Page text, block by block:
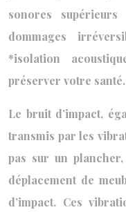
sonores
dommages
*isolation
préserver votre santé.
Le bruit d’impact,
transmis par les
pas sur un
déplacement de
d’impact. Ces